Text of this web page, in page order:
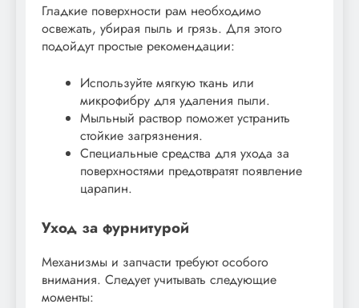
Гладкие поверхности рам необходимо
освежать, убирая пыль и грязь. Для этого
подойдут простые рекомендации:
Используйте мягкую ткань или
микрофибру для удаления пыли.
Мыльный раствор поможет устранить
стойкие загрязнения.
Специальные средства для ухода за
поверхностями предотвратят появление
царапин.
Уход за фурнитурой
Механизмы и запчасти требуют особого
внимания. Следует учитывать следующие
моменты: